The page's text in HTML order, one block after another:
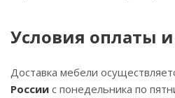
Условия оплаты
Доставка мебели
России с понедельника по